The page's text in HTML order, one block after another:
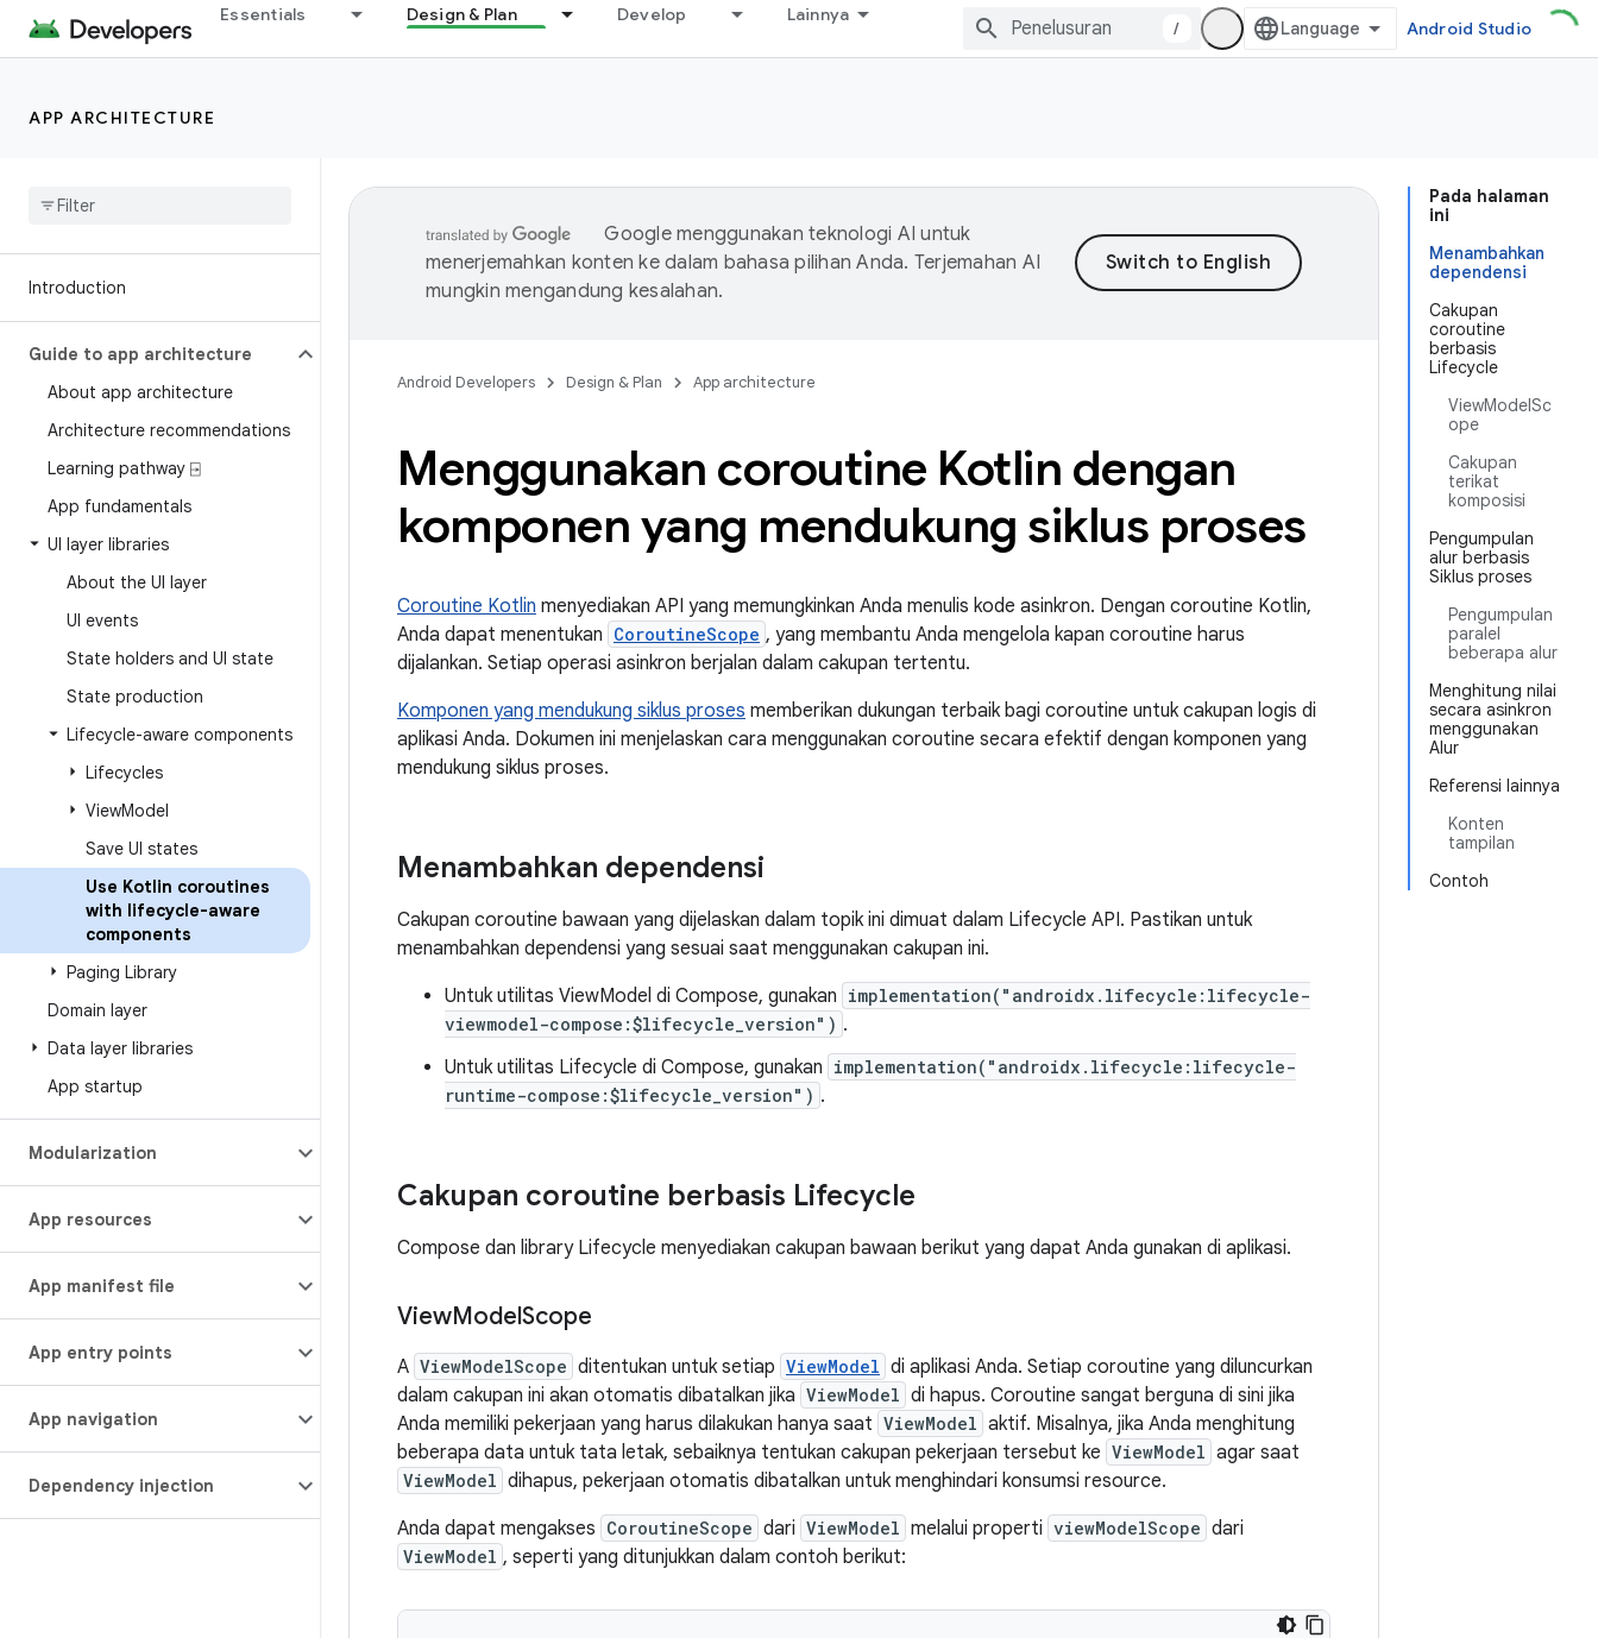
Essentials Design & Plan Develop Lainnya
/ Android Studio
APP ARCHITECTURE
Introduction
Guide to app architecture
About app architecture
Architecture recommendations
Learning pathway ⍈
App fundamentals
UI layer libraries
About the UI layer
UI events
State holders and UI state
State production
Lifecycle-aware components
Lifecycles
ViewModel
Save UI states
Use Kotlin coroutines
with lifecycle-aware
components
Paging Library
Domain layer
Data layer libraries
App startup
Modularization
App resources
App manifest file
App entry points
App navigation
Dependency injection
Pada halaman
ini
Menambahkan
dependensi
Cakupan
coroutine
berbasis
Lifecycle
ViewModelSc
ope
Cakupan
terikat
komposisi
Pengumpulan
alur berbasis
Siklus proses
Pengumpulan
paralel
beberapa alur
Menghitung nilai
secara asinkron
menggunakan
Alur
Referensi lainnya
Konten
tampilan
Contoh
Google menggunakan teknologi AI untuk
menerjemahkan konten ke dalam bahasa pilihan Anda. Terjemahan AI
mungkin mengandung kesalahan.
Android Developers Design & Plan App architecture
Menggunakan coroutine Kotlin dengan
komponen yang mendukung siklus proses
Coroutine Kotlin menyediakan API yang memungkinkan Anda menulis kode asinkron. Dengan coroutine Kotlin,
Anda dapat menentukan CoroutineScope , yang membantu Anda mengelola kapan coroutine harus
dijalankan. Setiap operasi asinkron berjalan dalam cakupan tertentu.
Komponen yang mendukung siklus proses memberikan dukungan terbaik bagi coroutine untuk cakupan logis di
aplikasi Anda. Dokumen ini menjelaskan cara menggunakan coroutine secara efektif dengan komponen yang
mendukung siklus proses.
Menambahkan dependensi
Cakupan coroutine bawaan yang dijelaskan dalam topik ini dimuat dalam Lifecycle API. Pastikan untuk
menambahkan dependensi yang sesuai saat menggunakan cakupan ini.
Untuk utilitas ViewModel di Compose, gunakan implementation("androidx.lifecycle:lifecycle-
viewmodel-compose:$lifecycle_version") .
Untuk utilitas Lifecycle di Compose, gunakan implementation("androidx.lifecycle:lifecycle-
runtime-compose:$lifecycle_version") .
Cakupan coroutine berbasis Lifecycle
Compose dan library Lifecycle menyediakan cakupan bawaan berikut yang dapat Anda gunakan di aplikasi.
ViewModelScope
A ViewModelScope ditentukan untuk setiap ViewModel di aplikasi Anda. Setiap coroutine yang diluncurkan
dalam cakupan ini akan otomatis dibatalkan jika ViewModel di hapus. Coroutine sangat berguna di sini jika
Anda memiliki pekerjaan yang harus dilakukan hanya saat ViewModel aktif. Misalnya, jika Anda menghitung
beberapa data untuk tata letak, sebaiknya tentukan cakupan pekerjaan tersebut ke ViewModel agar saat
ViewModel dihapus, pekerjaan otomatis dibatalkan untuk menghindari konsumsi resource.
Anda dapat mengakses CoroutineScope dari ViewModel melalui properti viewModelScope dari
ViewModel , seperti yang ditunjukkan dalam contoh berikut: